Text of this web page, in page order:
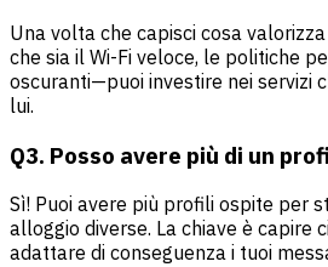
Una volta che capisci cosa
che sia il Wi-Fi veloce, le politiche
oscuranti—puoi investire nei servizi
lui.
Q3. Posso avere più di un
Sì! Puoi avere più profili ospite per
alloggio diverse. La chiave è capire
adattare di conseguenza i tuoi